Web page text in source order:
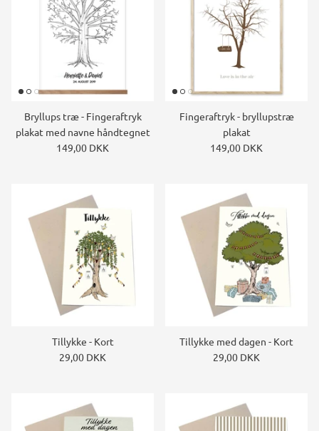
Bryllups træ - Fingeraftryk
plakat med navne håndtegnet
149,00 DKK
Fingeraftryk - bryllupstræ
plakat
149,00 DKK
Tillykke - Kort
29,00 DKK
Tillykke med dagen - Kort
29,00 DKK